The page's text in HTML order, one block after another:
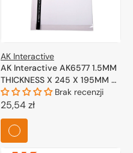
AK Interactive
AK Interactive AK6577 1.5MM
THICKNESS X 245 X 195MM –
STYRENE SHEET – (1 UNITS)
Brak recenzji
Cena
regularna
25,54 zł